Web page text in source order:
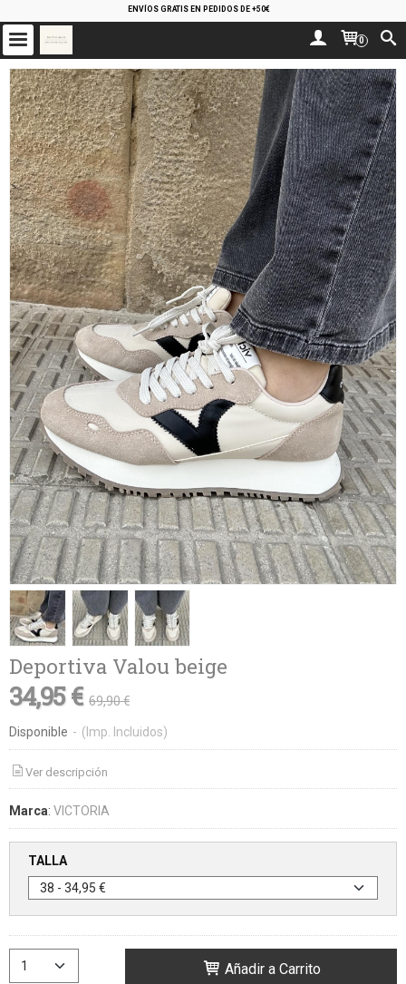
ENVÍOS GRATIS EN PEDIDOS DE +50€
0
Deportiva Valou beige
34,95 € 69,90 €
Disponible - (Imp. Incluidos)
Ver descripción
Marca: VICTORIA
TALLA
Añadir a Carrito